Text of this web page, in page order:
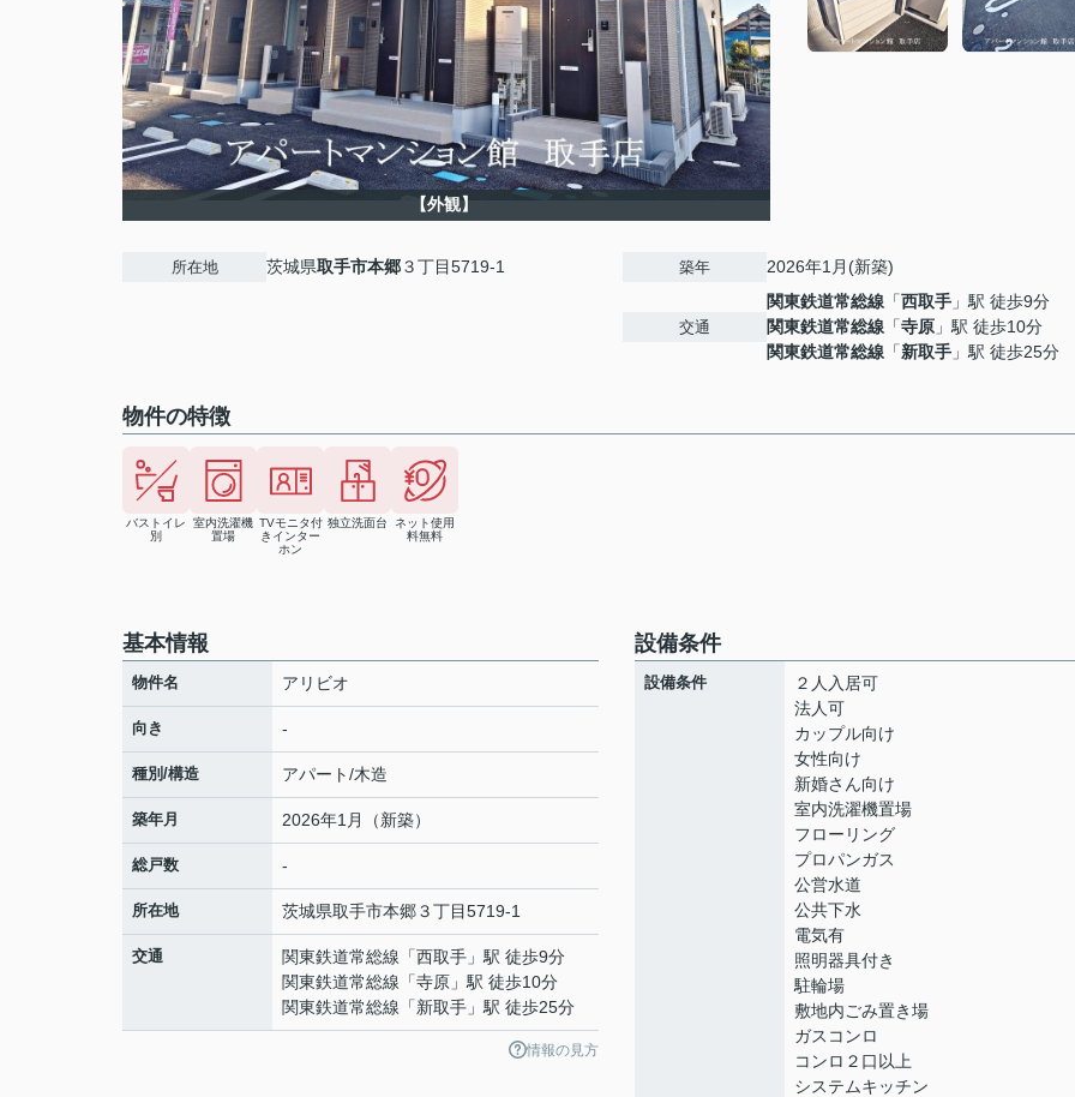
【外観】
所在地 茨城県取手市本郷３丁目5719-1 築年 2026年1月(新築)
交通
関東鉄道常総線 「西取手 」駅 徒歩9分
関東鉄道常総線 「寺原 」駅 徒歩10分
関東鉄道常総線 「新取手 」駅 徒歩25分
物件の特徴
バストイレ
別
室内洗濯機
置場
TVモニタ付
きインター
ホン
独立洗面台
ネット使用
料無料
基本情報
物件名 アリビオ
向き -
種別/構造 アパート/木造
築年月 2026年1月（新築）
総戸数 -
所在地 茨城県取手市本郷３丁目5719-1
交通 関東鉄道常総線 「西取手 」駅 徒歩9分
関東鉄道常総線 「寺原 」駅 徒歩10分
関東鉄道常総線 「新取手 」駅 徒歩25分
情報の見方
設備条件
設備条件
２人入居可
法人可
カップル向け
女性向け
新婚さん向け
室内洗濯機置場
フローリング
プロパンガス
公営水道
公共下水
電気有
照明器具付き
駐輪場
敷地内ごみ置き場
ガスコンロ
コンロ２口以上
システムキッチン